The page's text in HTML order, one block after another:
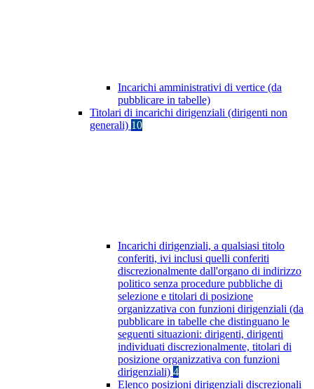
Incarichi amministrativi di vertice (da
pubblicare in tabelle)
Titolari di incarichi dirigenziali (dirigenti non
generali) 10
Incarichi dirigenziali, a qualsiasi titolo
conferiti, ivi inclusi quelli conferiti
discrezionalmente dall'organo di indirizzo
politico senza procedure pubbliche di
selezione e titolari di posizione
organizzativa con funzioni dirigenziali (da
pubblicare in tabelle che distinguano le
seguenti situazioni: dirigenti, dirigenti
individuati discrezionalmente, titolari di
posizione organizzativa con funzioni
dirigenziali) 4
Elenco posizioni dirigenziali discrezionali